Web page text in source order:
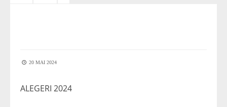
20 MAI 2024
ALEGERI 2024